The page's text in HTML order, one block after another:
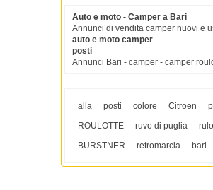
Auto e moto - Camper a Bari
Annunci di vendita camper nuovi e
auto e moto camper
posti
Annunci Bari - camper - camper
alla posti colore Citroen
ROULOTTE
ruvo di puglia
BURSTNER
retromarcia bari